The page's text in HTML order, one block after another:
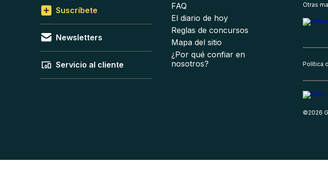
Suscríbete
Newsletters
Servicio al cliente
FAQ
El diario de hoy
Reglas de concursos
Mapa del sitio
¿Por qué confiar en
nosotros?
Otras
Política
©2026